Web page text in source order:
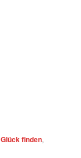
Glück finden,